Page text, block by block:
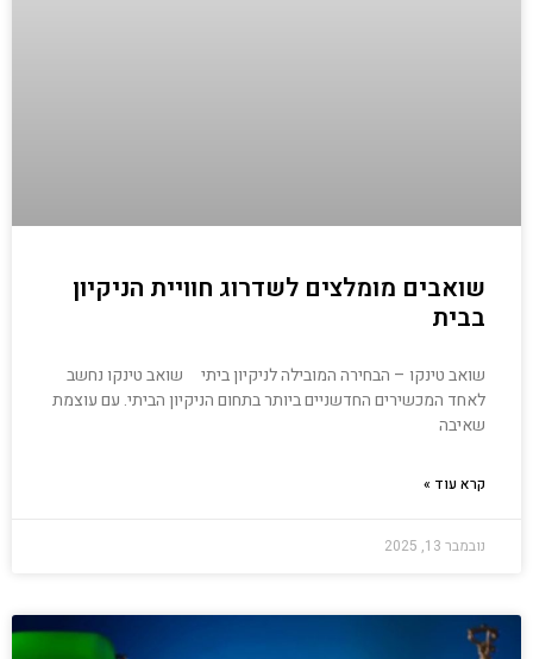
שואבים מומלצים לשדרוג חוויית הניקיון
בבית
שואב טינקו – הבחירה המובילה לניקיון ביתי שואב טינקו נחשב
לאחד המכשירים החדשניים ביותר בתחום הניקיון הביתי. עם עוצמת
שאיבה
קרא עוד »
נובמבר 13, 2025